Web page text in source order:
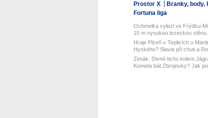
Prostor X
Branky, body,
Fortuna liga
Ochmelka vylezl ve Frýdku-
15 m vysokou lezeckou stěnu.
Hraje Plzeň v Teplicích o
Hyského? Slavia při chuti a
Ma...
Zimák: Divné ticho kolem
Kometa bát Zbrojovky? Jak